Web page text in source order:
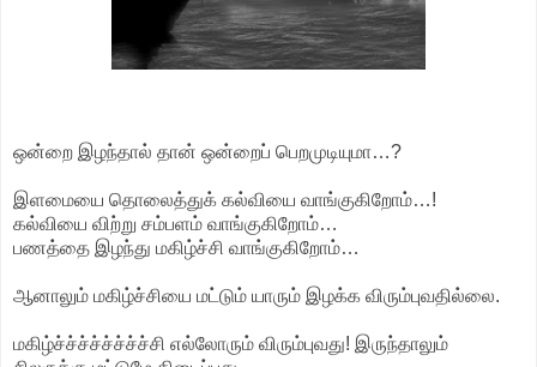
ஒன்றை இழந்தால் தான் ஒன்றைப் பெறமுடியுமா…?
இளமையை தொலைத்துக் கல்வியை வாங்குகிறோம்…!
கல்வியை விற்று சம்பளம் வாங்குகிறோம்…
பணத்தை இழந்து மகிழ்ச்சி வாங்குகிறோம்…
ஆனாலும் மகிழ்ச்சியை மட்டும் யாரும் இழக்க விரும்புவதில்லை.
மகிழ்ச்ச்ச்ச்ச்ச்ச்ச்சி எல்லோரும் விரும்புவது! இருந்தாலும்